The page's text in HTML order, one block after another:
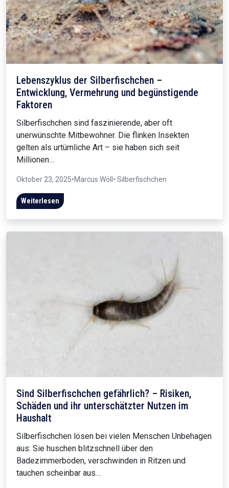
Lebenszyklus der Silberfischchen –
Entwicklung, Vermehrung und begünstigende
Faktoren
Silberfischchen sind faszinierende, aber oft
unerwünschte Mitbewohner. Die flinken Insekten
gelten als urtümliche Art – sie haben sich seit
Millionen…
Oktober 23, 2025•Marcus Wöll • Silberfischchen
Weiterlesen
Sind Silberfischchen gefährlich? – Risiken,
Schäden und ihr unterschätzter Nutzen im
Haushalt
Silberfischchen lösen bei vielen Menschen Unbehagen
aus: Sie huschen blitzschnell über den
Badezimmerboden, verschwinden in Ritzen und
tauchen scheinbar aus…